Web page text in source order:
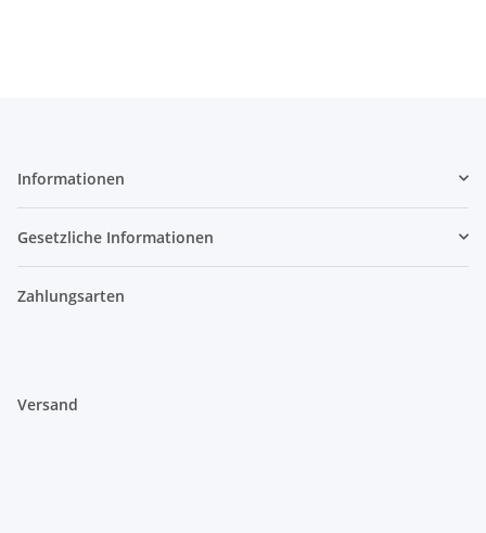
Informationen
Gesetzliche Informationen
Zahlungsarten
Versand